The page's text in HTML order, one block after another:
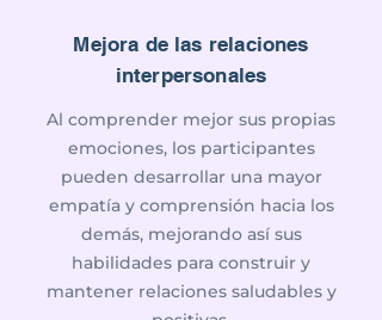
Mejora de las relaciones
interpersonales
Al comprender mejor sus propias
emociones, los participantes
pueden desarrollar una mayor
empatía y comprensión hacia los
demás, mejorando así sus
habilidades para construir y
mantener relaciones saludables y